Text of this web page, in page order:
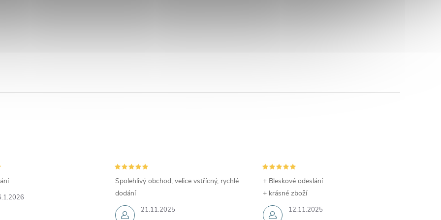
21.11.2025
Spolehlivý obchod, velice vstřícný, rychlé
dodání
12.11.2025
+ Bleskové odeslání
+ krásné zboží